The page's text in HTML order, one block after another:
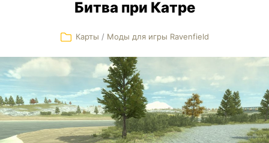
Битва при Катре
Карты / Моды для игры Ravenfield